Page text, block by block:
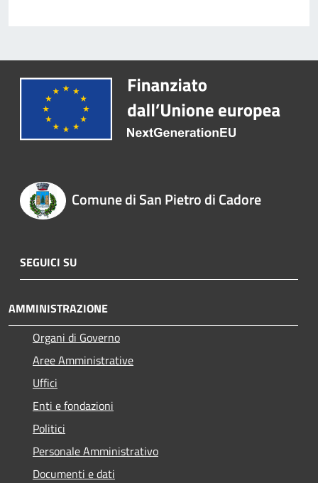
Comune di San Pietro di Cadore
SEGUICI SU
AMMINISTRAZIONE
Organi di Governo
Aree Amministrative
Uffici
Enti e fondazioni
Politici
Personale Amministrativo
Documenti e dati